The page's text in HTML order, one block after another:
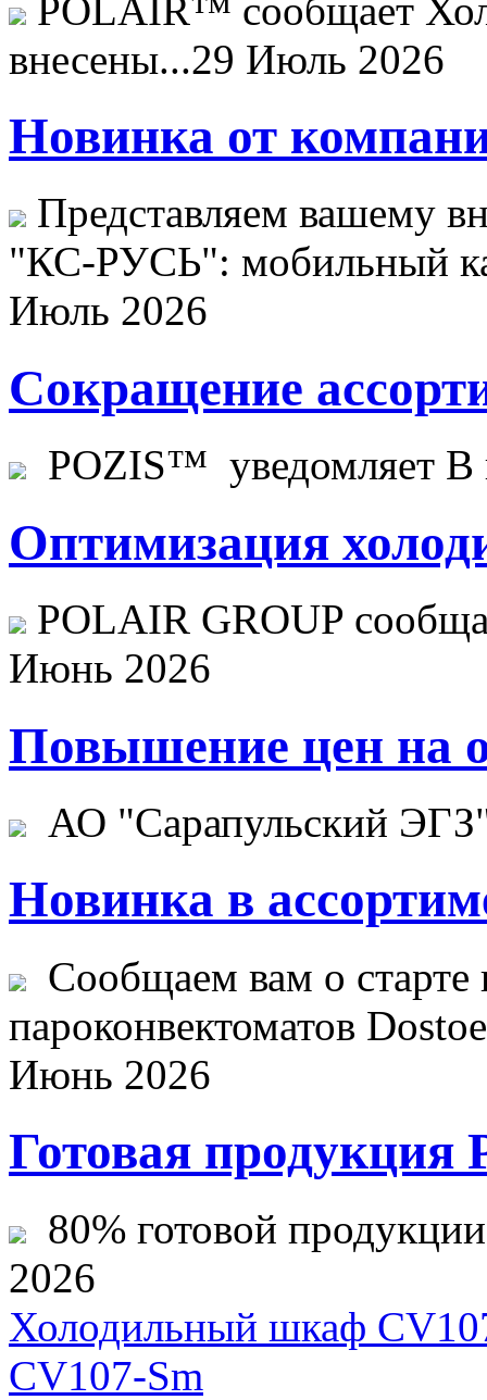
POLAIR™ сообщает
внесены...29 Июль 2026
Новинка от
Представляем вашему
"КС-РУСЬ": мобильный
Июль 2026
Сокращение
POZIS™ уведомляет В
Оптимизация
POLAIR GROUP
Июнь 2026
Повышение цен на
АО "Сарапульский
Новинка в
Сообщаем вам о старте
пароконвектоматов
Июнь 2026
Готовая продукция
80% готовой
2026
Холодильный шкаф
CV107-Sm